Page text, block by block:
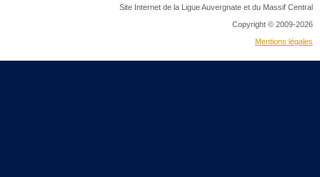
Site Internet de la Ligue Auvergnate et du Massif Central
Copyright © 2009-2026
Mentions légales